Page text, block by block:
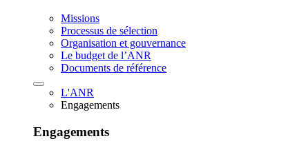
Missions
Processus de sélection
Organisation et gouvernance
Le budget de l’ANR
Documents de référence
L'ANR
Engagements
Engagements